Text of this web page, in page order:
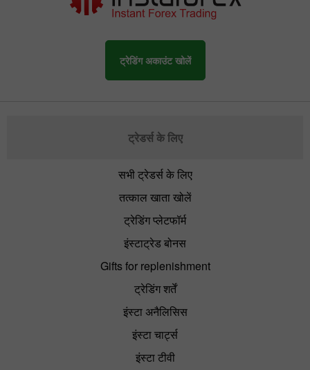
ट्रेडिंग अकाउंट खोलें
ट्रेडर्स के लिए
सभी ट्रेडर्स के लिए
तत्काल खाता खोलें
ट्रेडिंग प्लेटफॉर्म
इंस्टाट्रेड बोनस
Gifts for replenishment
ट्रेडिंग शर्तें
इंस्टा अनैलिसिस
इंस्टा चार्ट्स
इंस्टा टीवी